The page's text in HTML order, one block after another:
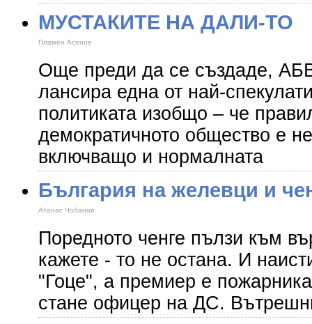
МУСТАКИТЕ НА ДАЛИ-ТО
Пламен Асенов
Още преди да се създаде,
лансира една от най-
политиката изобщо – че
демократичното общество е
включващо и нормалната
България на желевци и
Атанас Чобанов
Поредното ченге пълзи към
кажете - то не остана. И
"Гоце", а премиер е
стане офицер на ДС.